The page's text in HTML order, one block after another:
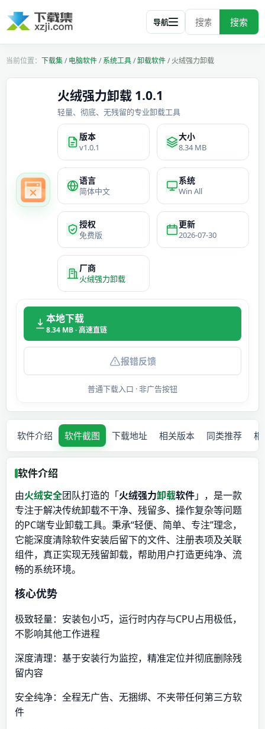
搜索
导航
下载集/电脑软件/系统工具/卸载软件/火绒强力卸载
火绒强力卸载 1.0.1
轻量、彻底、无残留的专业卸载工具
版本
v1.0.1
大小
8.34 MB
语言
简体中文
系统
Win All
授权
免费版
更新
2026-07-30
厂商
火绒强力卸载
本地下载
8.34 MB · 高速直链
报错反馈
普通下载入口 · 非广告按钮
软件介绍 软件截图 下载地址 相关版本 同类推荐 相
软件介绍
由火绒安全团队打造的「火绒强力卸载软件」，是一款
专注于解决传统卸载不干净、残留多、操作复杂等问题
的PC端专业卸载工具。秉承“轻便、简单、专注”理念，
它能深度清除软件安装后留下的文件、注册表项及关联
组件，真正实现无残留卸载，帮助用户打造更纯净、流
畅的系统环境。
核心优势
极致轻量：安装包小巧，运行时内存与CPU占用极低，
不影响其他工作进程
深度清理：基于安装行为监控，精准定位并彻底删除残
留内容
安全纯净：全程无广告、无捆绑、不夹带任何第三方软
件